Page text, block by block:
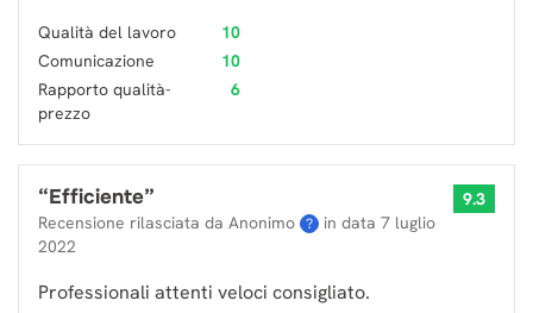
Qualità del lavoro
10
Comunicazione
10
Rapporto qualità-
prezzo
6
“Efficiente”
Recensione rilasciata da Anonimo ? in data 7 luglio
2022
9.3
Professionali attenti veloci consigliato.